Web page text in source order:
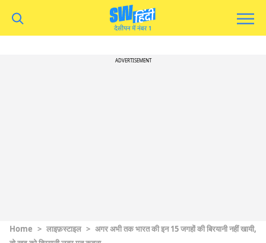
ADVERTISEMENT
Home > लाइफ़स्टाइल > अगर अभी तक भारत की इन 15 जगहों की बिरयानी नहीं खायी,